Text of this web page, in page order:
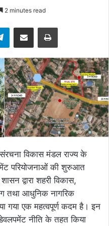
2 minutes read
TelegramShare via Email Print
विकास मंडल राज्य के
परियोजनाओं की शुरुआत
द्वारा शहरी विकास,
तथा आधुनिक नागरिक
गया एक महत्वपूर्ण कदम है। इन
नीति के तहत किया